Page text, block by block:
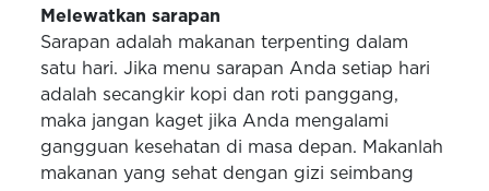
Melewatkan sarapan
Sarapan adalah makanan terpenting dalam
satu hari. Jika menu sarapan Anda setiap hari
adalah secangkir kopi dan roti panggang,
maka jangan kaget jika Anda mengalami
gangguan kesehatan di masa depan. Makanlah
makanan yang sehat dengan gizi seimbang